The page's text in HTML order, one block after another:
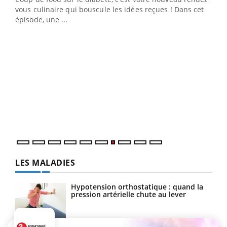
vous culinaire qui bouscule les idées reçues ! Dans cet
épisode, une ...
travail" de Pourquoi Docteur reçoivent Régis Blugeon,
DRH et directeur ...
LES MALADIES
Hypotension orthostatique : quand la
pression artérielle chute au lever